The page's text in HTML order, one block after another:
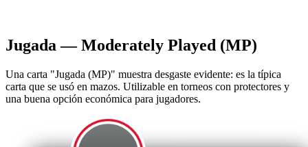
Jugada — Moderately Played (MP)
Una carta "Jugada (MP)" muestra desgaste evidente: es la típica
carta que se usó en mazos. Utilizable en torneos con protectores y
una buena opción económica para jugadores.